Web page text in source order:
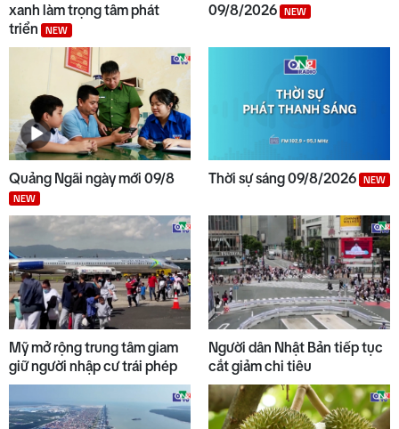
xanh làm trọng tâm phát
triển
NEW
09/8/2026
NEW
Quảng Ngãi ngày mới 09/8
NEW
Thời sự sáng 09/8/2026 NEW
Mỹ mở rộng trung tâm giam
giữ người nhập cư trái phép
Người dân Nhật Bản tiếp tục
cắt giảm chi tiêu